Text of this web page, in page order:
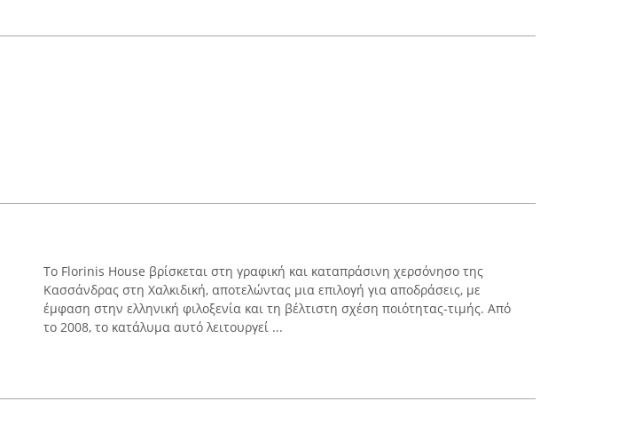
Το Florinis House βρίσκεται στη γραφική και καταπράσινη χερσόνησο της
Κασσάνδρας στη Χαλκιδική, αποτελώντας μια επιλογή για αποδράσεις, με
έμφαση στην ελληνική φιλοξενία και τη βέλτιστη σχέση ποιότητας-τιμής. Από
το 2008, το κατάλυμα αυτό λειτουργεί ...